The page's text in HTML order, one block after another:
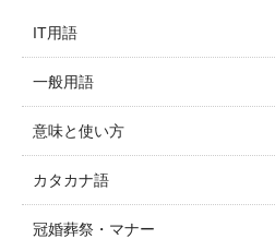
IT用語
一般用語
意味と使い方
カタカナ語
冠婚葬祭・マナー